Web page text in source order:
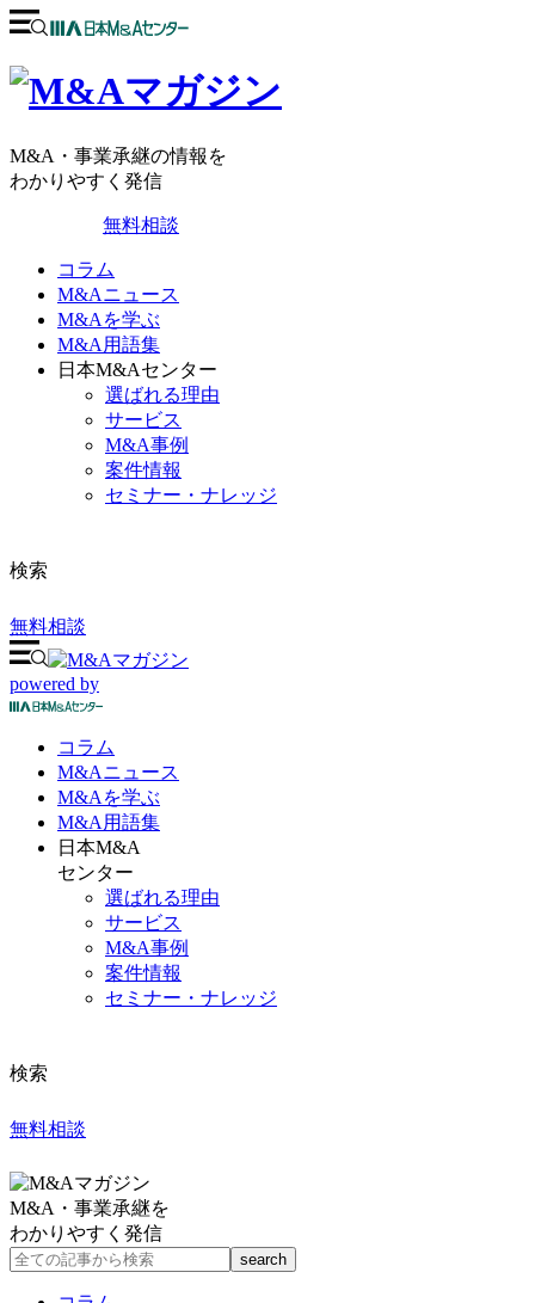
M&A・事業承継の情報を
わかりやすく発信
無料相談
コラム
M&Aニュース
M&Aを学ぶ
M&A用語集
日本M&Aセンター
選ばれる理由
サービス
M&A事例
案件情報
セミナー・ナレッジ
検索
無料相談
powered by
コラム
M&Aニュース
M&Aを学ぶ
M&A 用語集
日本M&A
センター
選ばれる理由
サービス
M&A事例
案件情報
セミナー・ナレッジ
検索
無料相談
M&A・事業承継を
わかりやすく発信